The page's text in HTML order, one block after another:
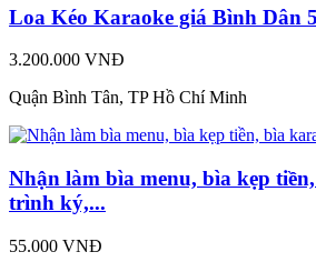
Loa Kéo Karaoke giá Bình Dân
3.200.000 VNĐ
Quận Bình Tân, TP Hồ Chí Minh
Nhận làm bìa menu, bìa kẹp
trình ký,...
55.000 VNĐ